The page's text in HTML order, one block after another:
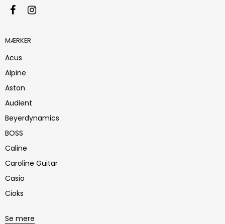
MÆRKER
Acus
Alpine
Aston
Audient
Beyerdynamics
BOSS
Caline
Caroline Guitar
Casio
Cioks
Se mere